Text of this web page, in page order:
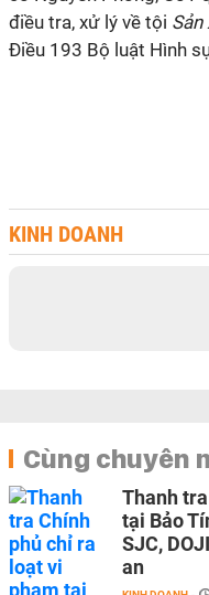
điều tra, xử lý về tội
Điều 193 Bộ luật Hình
KINH DOANH
Cùng chuyên
Thanh
tại Bảo
SJC,
an